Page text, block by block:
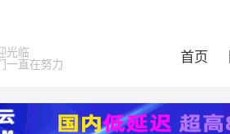
光临
一直在努力
首页